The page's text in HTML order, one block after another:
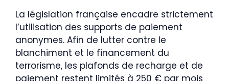
La législation française encadre strictement
l’utilisation des supports de paiement
anonymes. Afin de lutter contre le
blanchiment et le financement du
terrorisme, les plafonds de recharge et de
paiement restent limités à 250 € par mois